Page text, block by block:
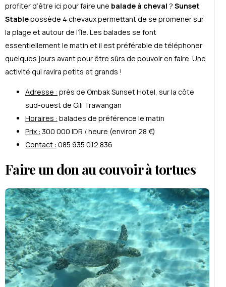
profiter d’être ici pour faire une balade à cheval ? Sunset
Stablepossède 4 chevaux permettant de se promener sur
la plage et autour de l’île. Les balades se font
essentiellement le matin et il est préférable de téléphoner
quelques jours avant pour être sûrs de pouvoir en faire. Une
activité qui ravira petits et grands !
Adresse : près de Ombak Sunset Hotel, sur la côte
sud-ouest de Gili Trawangan
Horaires : balades de préférence le matin
Prix : 300 000 IDR / heure (environ 28 €)
Contact : 085 935 012 836
Faire un don au couvoir à tortues